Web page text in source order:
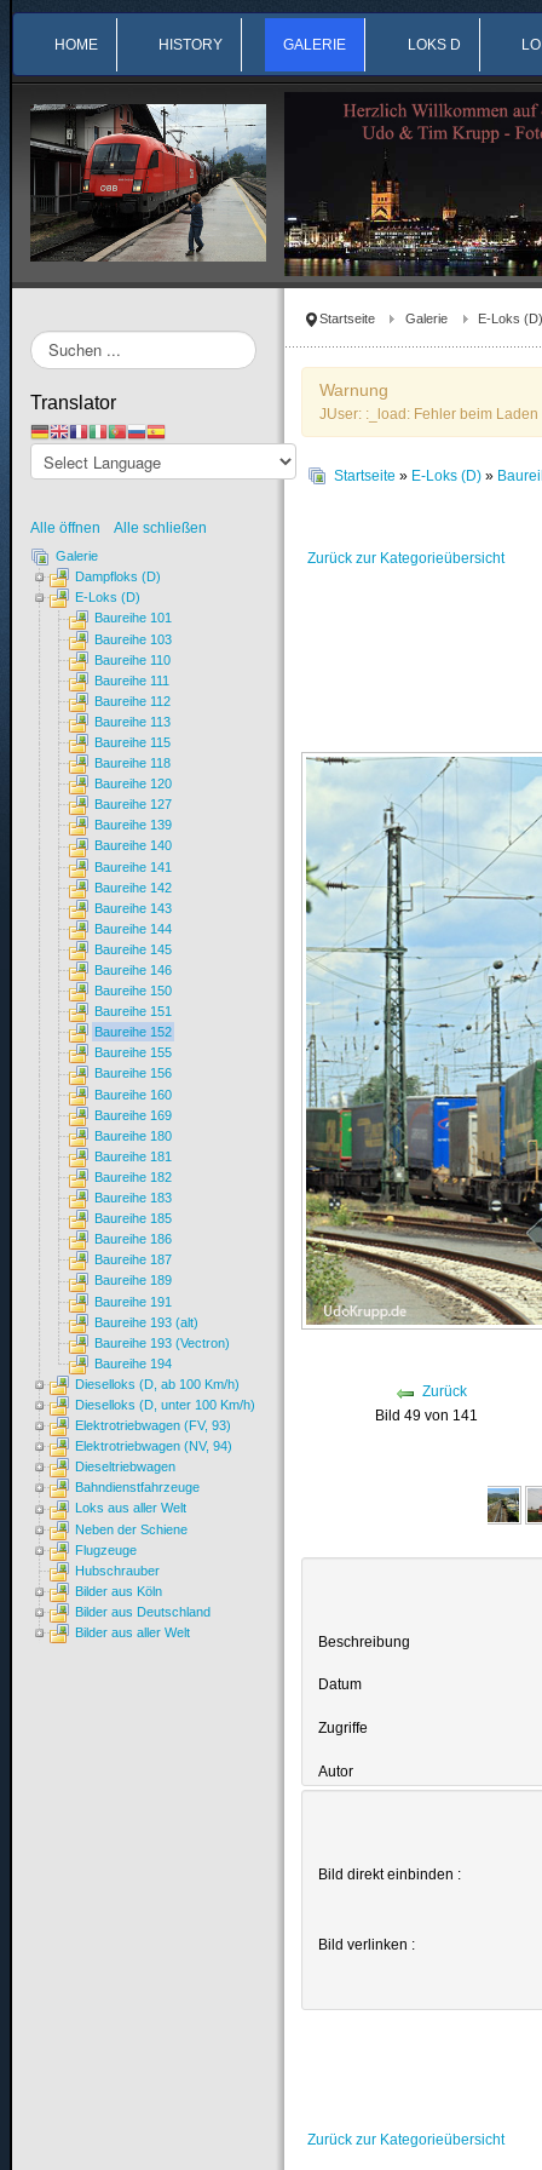
HOME HISTORY GALERIE LOKS D
Startseite Galerie E-Loks (D)
Warnung
JUser: :_load: Fehler beim
Startseite » E-Loks (D) »
Zurück zur Kategorieübersicht
Zurück
Bild 49 von 141
Beschreibung
Datum
Zugriffe
Autor
Bild direkt einbinden :
Bild verlinken :
Zurück zur Kategorieübersicht
Suchen
...
Translator
Alle öffnen Alle schließen
Galerie
Dampfloks (D)
E-Loks (D)
Baureihe 101
Baureihe 103
Baureihe 110
Baureihe 111
Baureihe 112
Baureihe 113
Baureihe 115
Baureihe 118
Baureihe 120
Baureihe 127
Baureihe 139
Baureihe 140
Baureihe 141
Baureihe 142
Baureihe 143
Baureihe 144
Baureihe 145
Baureihe 146
Baureihe 150
Baureihe 151
Baureihe 152
Baureihe 155
Baureihe 156
Baureihe 160
Baureihe 169
Baureihe 180
Baureihe 181
Baureihe 182
Baureihe 183
Baureihe 185
Baureihe 186
Baureihe 187
Baureihe 189
Baureihe 191
Baureihe 193 (alt)
Baureihe 193 (Vectron)
Baureihe 194
Dieselloks (D, ab 100 Km/h)
Dieselloks (D, unter 100 Km/h)
Elektrotriebwagen (FV, 93)
Elektrotriebwagen (NV, 94)
Dieseltriebwagen
Bahndienstfahrzeuge
Loks aus aller Welt
Neben der Schiene
Flugzeuge
Hubschrauber
Bilder aus Köln
Bilder aus Deutschland
Bilder aus aller Welt